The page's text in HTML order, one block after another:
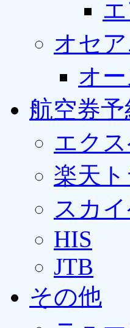
オセ
オ
航空券予
エク
楽天
スカ
HIS
JTB
その他